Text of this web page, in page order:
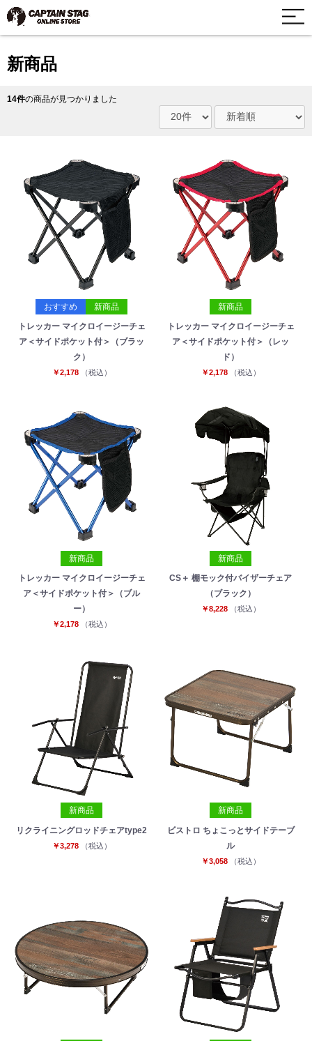
新商品
14件の商品が見つかりました
おすすめ 新商品
トレッカー マイクロイージーチェ
ア＜サイドポケット付＞（ブラッ
ク）
￥2,178 （税込）
新商品
トレッカー マイクロイージーチェ
ア＜サイドポケット付＞（レッ
ド）
￥2,178 （税込）
新商品
トレッカー マイクロイージーチェ
ア＜サイドポケット付＞（ブル
ー）
￥2,178 （税込）
新商品
CS＋ 棚モック付バイザーチェア
（ブラック）
￥8,228 （税込）
新商品
リクライニングロッドチェアtype2
￥3,278 （税込）
新商品
ビストロ ちょこっとサイドテーブ
ル
￥3,058 （税込）